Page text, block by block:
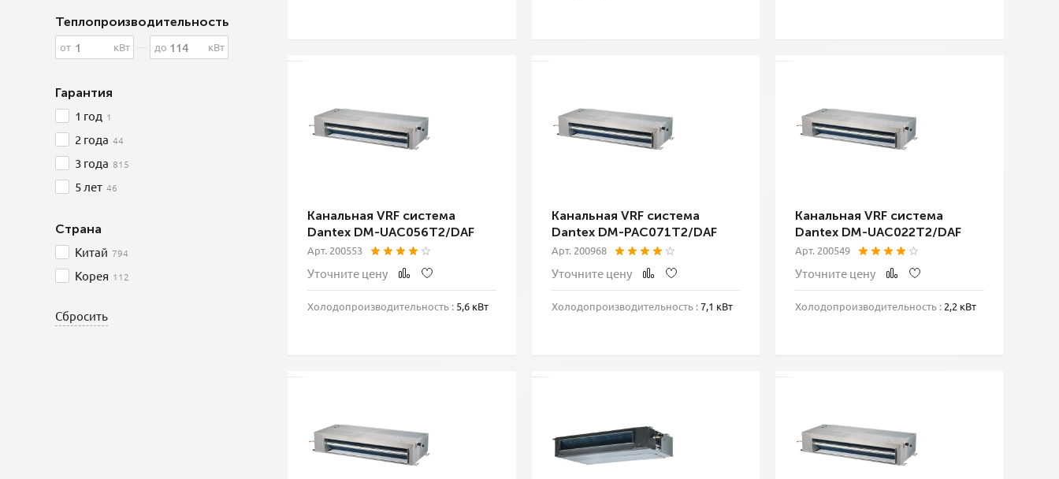
Теплопроизводительность
от кВт до кВт
Гарантия
1 год 1
2 года 44
3 года 815
5 лет 46
Страна
Китай 794
Корея 112
Канальная VRF система
Dantex DM-UAC056T2/DAF
Арт. 200553
Уточните цену
Холодопроизводительность : 5,6 кВт
Канальная VRF система
Dantex DM-PAC071T2/DAF
Арт. 200968
Уточните цену
Холодопроизводительность :7,1 кВт
Канальная VRF система
Dantex DM-UAC022T2/DAF
Арт. 200549
Уточните цену
Холодопроизводительность : 2,2 кВт